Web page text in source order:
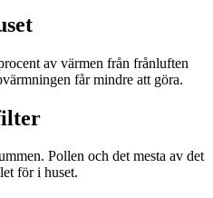
av värmen från frånluften
får mindre att göra.
Pollen och det mesta av det
för i huset.